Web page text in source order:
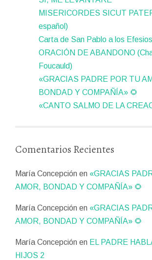
MISERICORDES SICUT
español)
Carta de San Pablo a los
ORACIÓN DE ABANDONO
Foucauld)
«GRACIAS PADRE POR TU
BONDAD Y COMPAÑÍA» 🌻
«CANTO SALMO DE LA
Comentarios Recientes
María Concepción en «GRACIAS
AMOR, BONDAD Y COMPAÑÍA» 🌻
María Concepción en «GRACIAS
AMOR, BONDAD Y COMPAÑÍA» 🌻
María Concepción en EL PADRE
HIJOS 2